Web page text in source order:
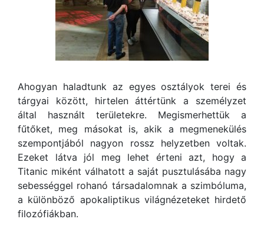
Ahogyan haladtunk az egyes osztályok terei és
tárgyai között, hirtelen áttértünk a személyzet
által használt területekre. Megismerhettük a
fűtőket, meg másokat is, akik a megmenekülés
szempontjából nagyon rossz helyzetben voltak.
Ezeket látva jól meg lehet érteni azt, hogy a
Titanic miként válhatott a saját pusztulásába nagy
sebességgel rohanó társadalomnak a szimbóluma,
a különböző apokaliptikus világnézeteket hirdető
filozófiákban.